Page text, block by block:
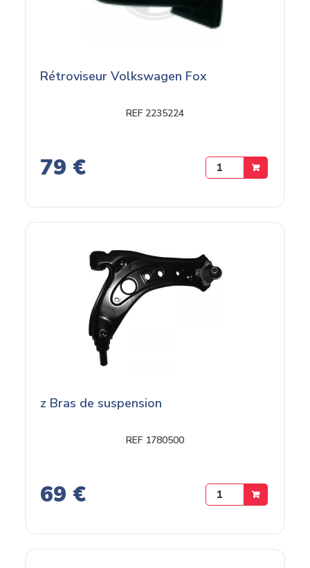
Rétroviseur Volkswagen Fox
REF 2235224
79 €
z Bras de suspension
REF 1780500
69 €